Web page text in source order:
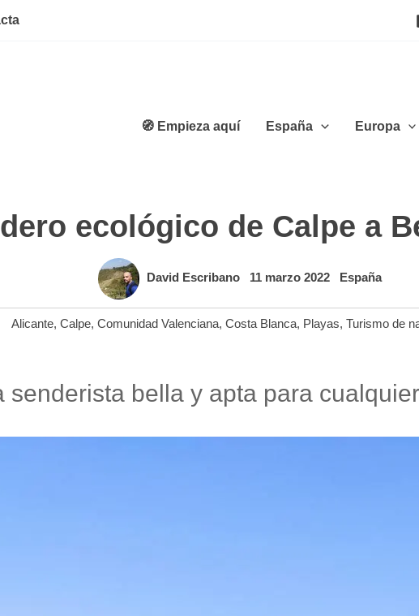
🧭 Empieza aquí España Europa
ecológico de Calpe a
David Escribano 11 marzo 2022 España
Alicante, Calpe, Comunidad Valenciana, Costa Blanca, Playas, Turismo de
senderista bella y apta para